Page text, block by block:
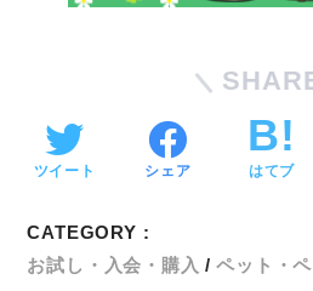
ツイート シェア はてブ
CATEGORY :
お試し・入会・購入
ペット・